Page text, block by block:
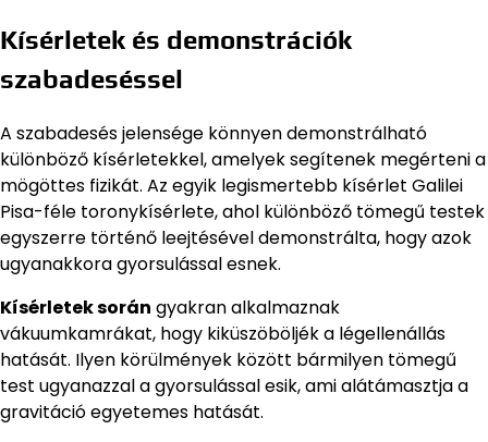
Kísérletek és demonstrációk
szabadeséssel
A szabadesés jelensége könnyen demonstrálható
különböző kísérletekkel, amelyek segítenek megérteni a
mögöttes fizikát. Az egyik legismertebb kísérlet Galilei
Pisa-féle toronykísérlete, ahol különböző tömegű testek
egyszerre történő leejtésével demonstrálta, hogy azok
ugyanakkora gyorsulással esnek.
Kísérletek során gyakran alkalmaznak
vákuumkamrákat, hogy kiküszöböljék a légellenállás
hatását. Ilyen körülmények között bármilyen tömegű
test ugyanazzal a gyorsulással esik, ami alátámasztja a
gravitáció egyetemes hatását.